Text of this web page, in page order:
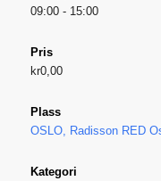
09:00 - 15:00
Pris
kr0,00
Plass
OSLO, Radisson RED
Kategori